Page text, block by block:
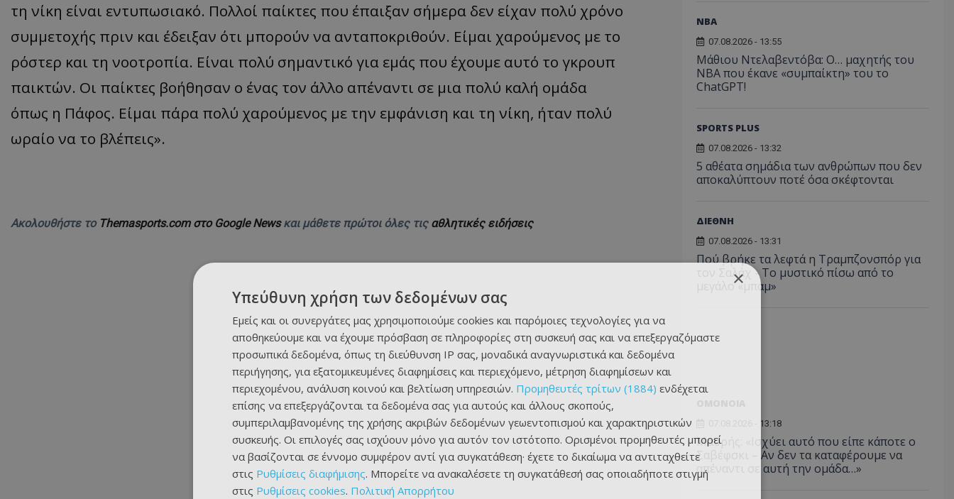
τη νίκη είναι εντυπωσιακό. Πολλοί παίκτες που έπαιξαν σήμερα δεν είχαν πολύ χρόνο
συμμετοχής πριν και έδειξαν ότι μπορούν να ανταποκριθούν. Είμαι χαρούμενος με το
ρόστερ και τη νοοτροπία. Είναι πολύ σημαντικό για εμάς που έχουμε αυτό το γκρουπ
παικτών. Οι παίκτες βοήθησαν ο ένας τον άλλο απέναντι σε μια πολύ καλή ομάδα
όπως η Πάφος. Είμαι πάρα πολύ χαρούμενος με την εμφάνιση και τη νίκη, ήταν πολύ
ωραίο να το βλέπεις».
Ακολουθήστε το Themasports.com στο Google Newsκαι μάθετε πρώτοι όλες τις αθλητικές ειδήσεις
NBA
07.08.2026 - 13:55
Μάθιου Ντελαβεντόβα: Ο… μαχητής του
NBA που έκανε «συμπαίκτη» του το
ChatGPT!
SPORTS PLUS
07.08.2026 - 13:32
5 αθέατα σημάδια των ανθρώπων που δεν
αποκαλύπτουν ποτέ όσα σκέφτονται
ΔΙΕΘΝΗ
07.08.2026 - 13:31
Πού βρήκε τα λεφτά η Τραμπζονσπόρ για
τον Σαλάχ - Το μυστικό πίσω από το
μεγάλο «μπαμ»
07.08.2026 - 13:18
Μαυρής: «Ισχύει αυτό που είπε κάποτε ο
Σαβέφσκι – Αν δεν τα καταφέρουμε να
απέναντι σε αυτή την ομάδα…»
×
Υπεύθυνη χρήση των δεδομένων σας
Εμείς και οι συνεργάτες μας χρησιμοποιούμε cookies και παρόμοιες τεχνολογίες για να
αποθηκεύουμε και να έχουμε πρόσβαση σε πληροφορίες στη συσκευή σας και να επεξεργαζόμαστε
προσωπικά δεδομένα, όπως τη διεύθυνση IP σας, μοναδικά αναγνωριστικά και δεδομένα
περιήγησης, για εξατομικευμένες διαφημίσεις και περιεχόμενο, μέτρηση διαφημίσεων και
περιεχομένου, ανάλυση κοινού και βελτίωση υπηρεσιών. Προμηθευτές τρίτων (1884) ενδέχεται
επίσης να επεξεργάζονται τα δεδομένα σας για αυτούς και άλλους σκοπούς,
συμπεριλαμβανομένης της χρήσης ακριβών δεδομένων γεωεντοπισμού και χαρακτηριστικών
συσκευής. Οι επιλογές σας ισχύουν μόνο για αυτόν τον ιστότοπο. Ορισμένοι προμηθευτές μπορεί
να βασίζονται σε έννομο συμφέρον αντί για συγκατάθεση· έχετε το δικαίωμα να αντιταχθείτε
στις Ρυθμίσεις διαφήμισης. Μπορείτε να ανακαλέσετε τη συγκατάθεσή σας οποιαδήποτε στιγμή
στις Ρυθμίσεις cookies. Πολιτική Απορρήτου